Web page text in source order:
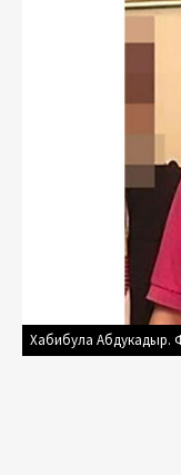
Хабибула Абдукадыр.